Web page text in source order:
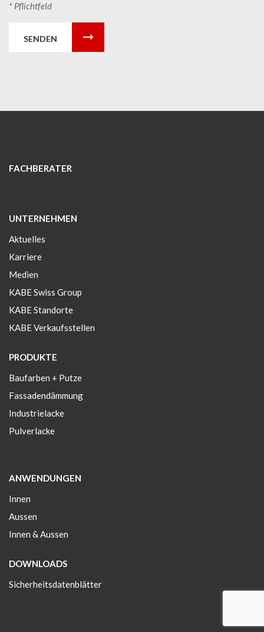
* Pflichtfeld
SENDEN
FACHBERATER
UNTERNEHMEN
Aktuelles
Karriere
Medien
KABE Swiss Group
KABE Standorte
KABE Verkaufsstellen
PRODUKTE
Baufarben + Putze
Fassadendämmung
Industrielacke
Pulverlacke
ANWENDUNGEN
Innen
Aussen
Innen & Aussen
DOWNLOADS
Sicherheitsdatenblätter